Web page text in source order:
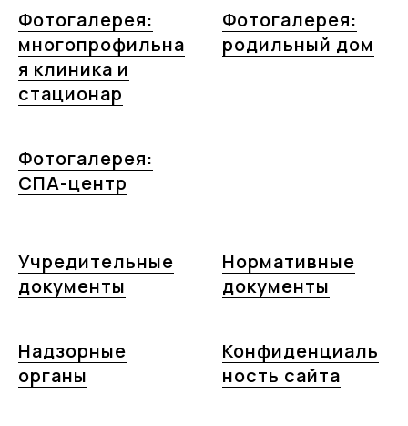
Фотогалерея:
многопрофильна
я клиника и
стационар
Фотогалерея:
родильный дом
Фотогалерея:
СПА-центр
Учредительные
документы
Нормативные
документы
Надзорные
органы
Конфиденциаль
ность сайта